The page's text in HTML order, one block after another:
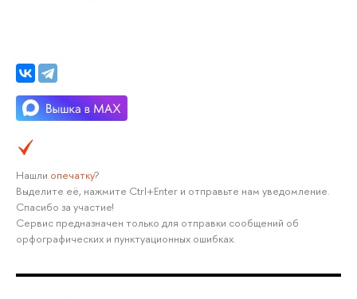
Нашли опечатку?
Выделите её, нажмите Ctrl+Enter и отправьте нам уведомление.
Спасибо за участие!
Сервис предназначен только для отправки сообщений об
орфографических и пунктуационных ошибках.